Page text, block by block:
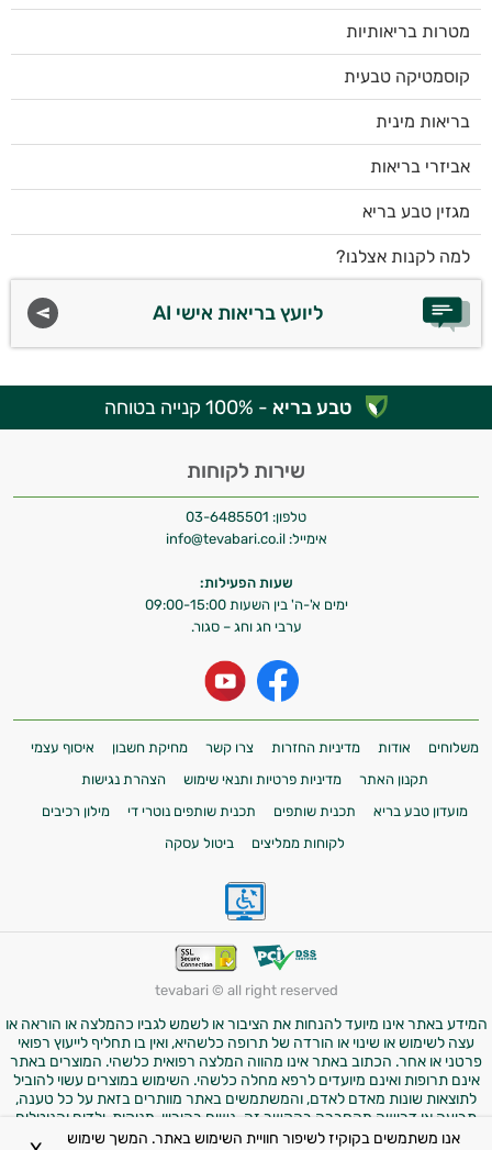
מטרות בריאותיות
קוסמטיקה טבעית
בריאות מינית
אביזרי בריאות
מגזין טבע בריא
למה לקנות אצלנו?
ליועץ בריאות אישי AI
טבע בריא - 100% קנייה בטוחה
שירות לקוחות
טלפון: 03-6485501
אימייל: info@tevabari.co.il
שעות הפעילות:
ימים א'-ה' בין השעות 09:00-15:00
ערבי חג וחג – סגור.
משלוחים אודות מדיניות החזרות צרו קשר מחיקת חשבון
איסוף עצמי
תקנון האתר
מדיניות פרטיות ותנאי שימוש
הצהרת נגישות
מועדון טבע בריא
תכנית שותפים תכנית שותפים נוטרי די
מילון רכיבים
לקוחות ממליצים
ביטול עסקה
tevabari © all right reserved
המידע באתר אינו מיועד להנחות את הציבור או לשמש לגביו כהמלצה או הוראה או
עצה לשימוש או שינוי או הורדה של תרופה כלשהיא, ואין בו תחליף לייעוץ רפואי
פרטני או אחר. הכתוב באתר אינו מהווה המלצה רפואית כלשהי. המוצרים באתר
אינם תרופות ואינם מיועדים לרפא מחלה כלשהי. השימוש במוצרים עשוי להוביל
לתוצאות שונות מאדם לאדם, והמשתמשים באתר מוותרים בזאת על כל טענה,
תביעה או דרישה מהחברה בהקשר זה. נשים בהיריון, מניקות, ילדים והנוטלים
תרופות מרשם – יש להיוועץ ברופא לפני השימוש במוצרים. התמונות באתר הן
אנו משתמשים בקוקיז לשיפור חוויית השימוש באתר. המשך שימוש